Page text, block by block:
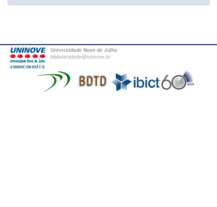
Universidade Nove de Julho
bibliotecatede@uninove.br